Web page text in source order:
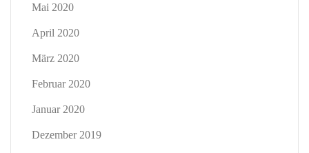
Mai 2020
April 2020
März 2020
Februar 2020
Januar 2020
Dezember 2019